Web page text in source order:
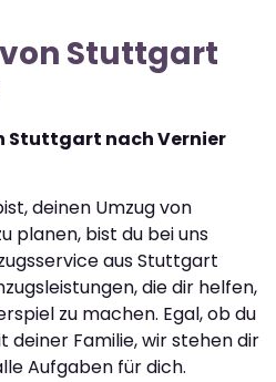
Stuttgart
Stuttgart nach Vernier
deinen Umzug von
planen, bist du bei uns
aus Stuttgart
die dir helfen,
zu machen. Egal, ob du
deiner Familie, wir stehen dir
Aufgaben für dich.